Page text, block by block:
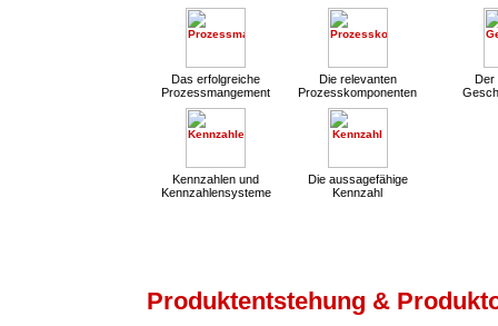
Das erfolgreiche
Prozessmangement
Die relevanten
Prozesskomponenten
Der
Kennzahlen und
Kennzahlensysteme
Die aussagefähige
Kennzahl
Produktentstehung &